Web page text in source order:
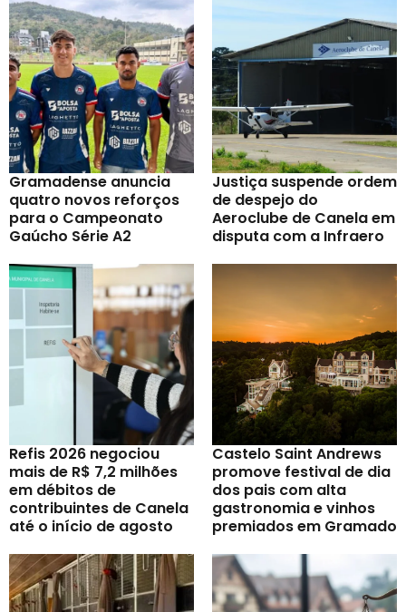
Gramadense anuncia
quatro novos reforços
para o Campeonato
Gaúcho Série A2
Justiça suspende ordem
de despejo do
Aeroclube de Canela em
disputa com a Infraero
Refis 2026 negociou
mais de R$ 7,2 milhões
em débitos de
contribuintes de Canela
até o início de agosto
Castelo Saint Andrews
promove festival de dia
dos pais com alta
gastronomia e vinhos
premiados em Gramado